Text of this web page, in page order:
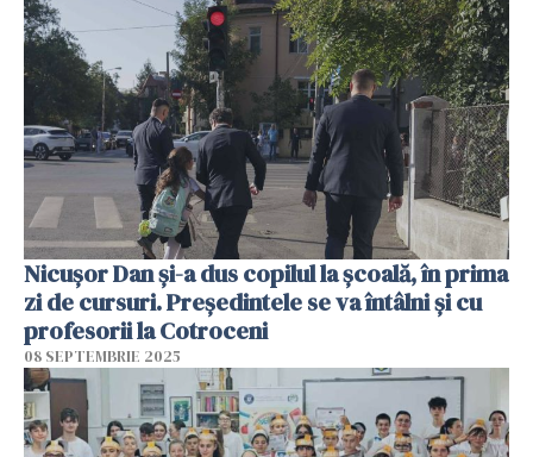
Nicușor Dan și-a dus copilul la școală, în prima
zi de cursuri. Președintele se va întâlni și cu
profesorii la Cotroceni
08 SEPTEMBRIE 2025